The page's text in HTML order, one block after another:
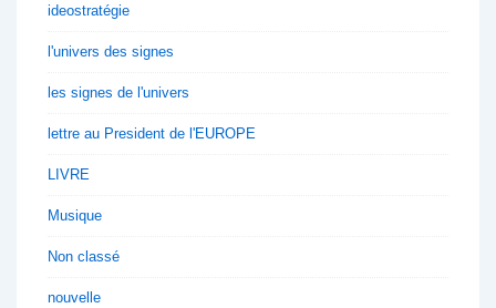
ideostratégie
l'univers des signes
les signes de l'univers
lettre au President de l'EUROPE
LIVRE
Musique
Non classé
nouvelle